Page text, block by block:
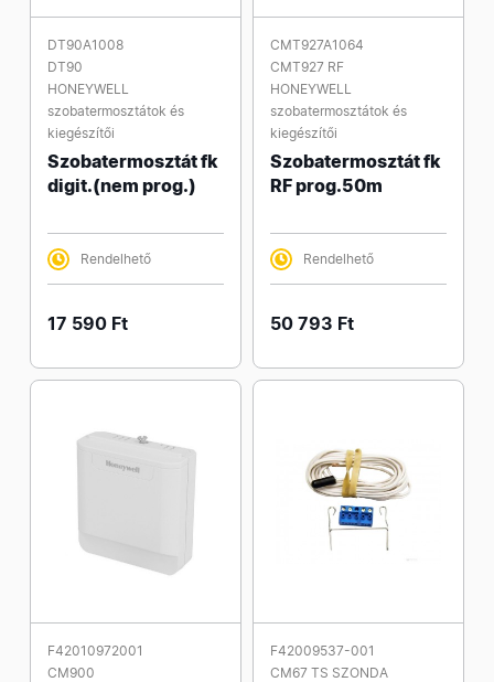
DT90A1008
DT90
HONEYWELL
szobatermosztátok és
kiegészítői
Szobatermosztát fk
digit.(nem prog.)
Rendelhető
17 590 Ft
CMT927A1064
CMT927 RF
HONEYWELL
szobatermosztátok és
kiegészítői
Szobatermosztát fk
RF prog.50m
Rendelhető
50 793 Ft
F42010972001
CM900
F42009537-001
CM67 TS SZONDA